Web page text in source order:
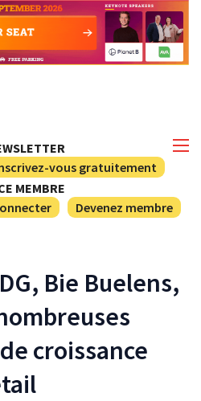
vous gratuitement
MEMBRE
Devenez membre
Bie Buelens,
croissance